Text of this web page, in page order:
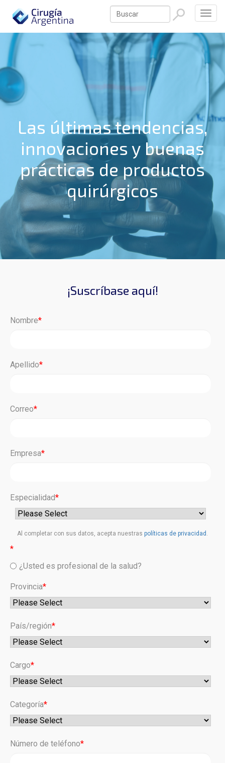
Las últimas tendencias,
innovaciones y buenas
prácticas de productos
quirúrgicos
¡Suscríbase aquí!
Nombre*
Apellido*
Correo*
Empresa*
Especialidad*
Al completar con sus datos, acepta nuestras políticas de privacidad .
*
¿Usted es profesional de la salud?
Provincia*
País/región*
Cargo*
Categoría*
Número de teléfono*